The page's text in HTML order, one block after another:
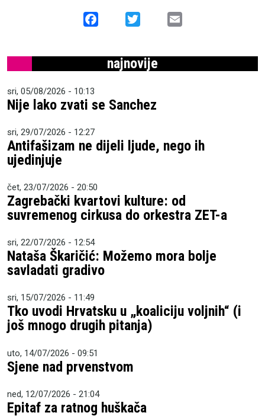
Facebook
najnovije
sri, 05/08/2026 - 10:13
Nije lako zvati se Sanchez
sri, 29/07/2026 - 12:27
Antifašizam ne dijeli ljude, nego ih
ujedinjuje
čet, 23/07/2026 - 20:50
Zagrebački kvartovi kulture: od
suvremenog cirkusa do orkestra ZET-a
sri, 22/07/2026 - 12:54
Nataša Škaričić: Možemo mora bolje
savladati gradivo
sri, 15/07/2026 - 11:49
Tko uvodi Hrvatsku u „koaliciju voljnih“ (i
još mnogo drugih pitanja)
uto, 14/07/2026 - 09:51
Sjene nad prvenstvom
ned, 12/07/2026 - 21:04
Epitaf za ratnog huškača